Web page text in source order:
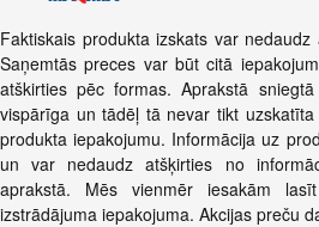
Faktiskais produkta izskats var
Saņemtās preces var būt citā
atškirties pēc formas. Aprakstā
vispārīga un tādēļ tā nevar tikt
produkta iepakojumu. Informācija uz
un var nedaudz atšķirties no
aprakstā. Mēs vienmēr iesakām
izstrādājuma iepakojuma. Akcijas preču